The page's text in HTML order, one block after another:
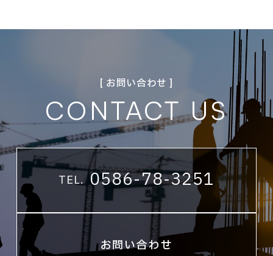
[ お問い合わせ ]
CONTACT US
TEL. 0586-78-3251
お問い合わせ